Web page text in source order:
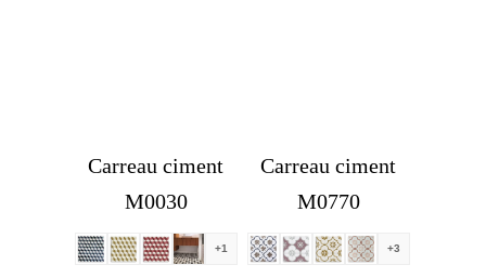
Carreau ciment
M0030
+1
Carreau ciment
M0770
+3